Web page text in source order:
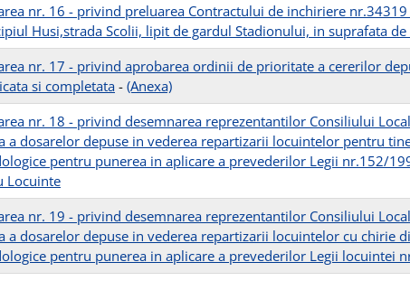
nr. 16 - privind preluarea Contractului de inchiriere
Husi,strada Scolii, lipit de gardul Stadionului, in suprafata
nr. 17 - privind aprobarea ordinii de prioritate a cererilor
si completata - (Anexa)
nr. 18 - privind desemnarea reprezentantilor Consiliului
a dosarelor depuse in vederea repartizarii locuintelor pentru
pentru punerea in aplicare a prevederilor Legii nr.152/
Locuinte
nr. 19 - privind desemnarea reprezentantilor Consiliului
a dosarelor depuse in vederea repartizarii locuintelor cu chirie
pentru punerea in aplicare a prevederilor Legii locuintei